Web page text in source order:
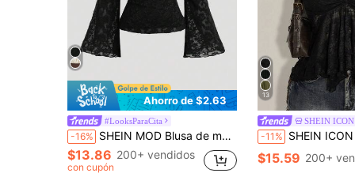
Ahorro de $2.63
#LooksParaCita
-16% SHEIN MOD Blusa de manga larga con cuello con volantes y campana para mujer de talla grande en color negro
$13.86 200+ vendidos
con cupón
13
SHEIN ICON
-11% SHEIN ICON Top de encaje negro para mujer talla grande, estilo retro sexy, moda individual urbana
$15.59 200+